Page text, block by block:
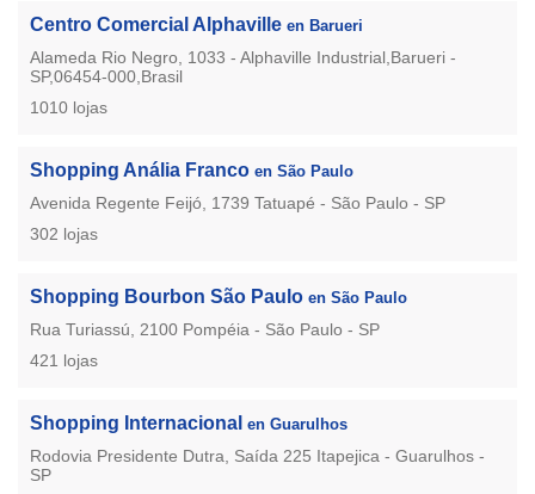
Centro Comercial Alphaville en Barueri
Alameda Rio Negro, 1033 - Alphaville Industrial,Barueri -
SP,06454-000,Brasil
1010 lojas
Shopping Anália Franco en São Paulo
Avenida Regente Feijó, 1739 Tatuapé - São Paulo - SP
302 lojas
Shopping Bourbon São Paulo en São Paulo
Rua Turiassú, 2100 Pompéia - São Paulo - SP
421 lojas
Shopping Internacional en Guarulhos
Rodovia Presidente Dutra, Saída 225 Itapejica - Guarulhos -
SP